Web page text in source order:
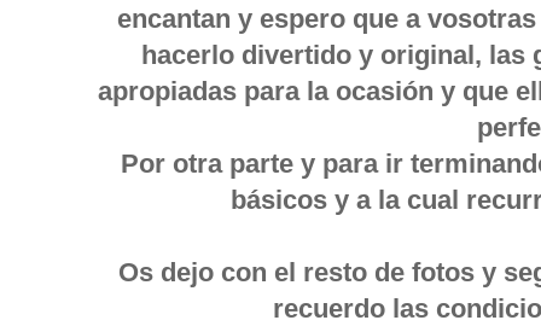
encantan y espero que a
hacerlo divertido y original, las
apropiadas para la ocasión y que
Por otra parte y para ir
básicos y a la cual
Os dejo con el resto de fotos y
recuerdo las